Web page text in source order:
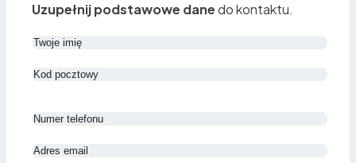
Uzupełnij podstawowe danedo kontaktu.